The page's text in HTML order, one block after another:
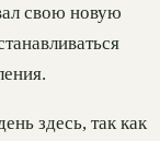
свою новую
здесь, так как